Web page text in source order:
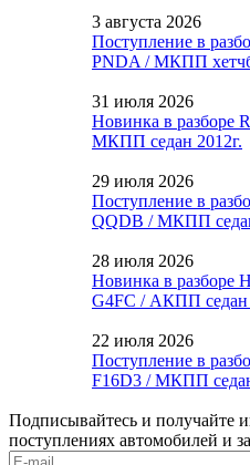
3 августа 2026
Поступление в
PNDA / МКПП
31 июля 2026
Новинка в разборе
МКПП седан 2012г.
29 июля 2026
Поступление в
QQDB / МКПП
28 июля 2026
Новинка в разборе
G4FC / АКПП седан
22 июля 2026
Поступление в
F16D3 / МКПП
Подписывайтесь и получайте
поступлениях автомобилей и